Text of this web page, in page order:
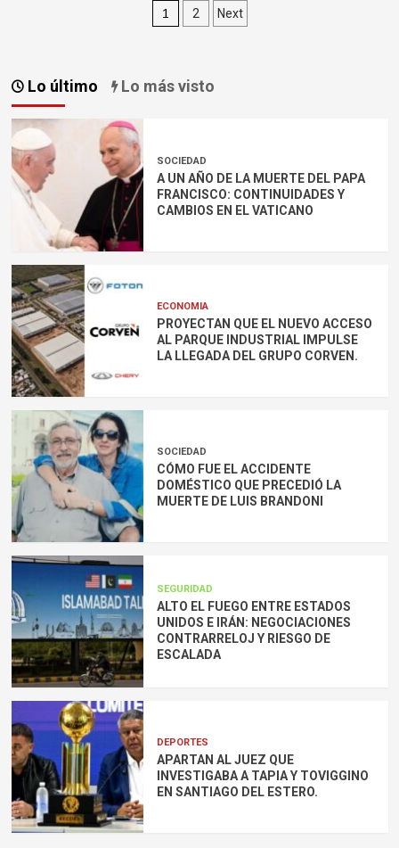
Paginación
entradas
1 2 Next
Lo último Lo más visto
SOCIEDAD
A UN AÑO DE LA MUERTE DEL PAPA
FRANCISCO: CONTINUIDADES Y
CAMBIOS EN EL VATICANO
ECONOMIA
PROYECTAN QUE EL NUEVO ACCESO
AL PARQUE INDUSTRIAL IMPULSE
LA LLEGADA DEL GRUPO CORVEN.
SOCIEDAD
CÓMO FUE EL ACCIDENTE
DOMÉSTICO QUE PRECEDIÓ LA
MUERTE DE LUIS BRANDONI
SEGURIDAD
ALTO EL FUEGO ENTRE ESTADOS
UNIDOS E IRÁN: NEGOCIACIONES
CONTRARRELOJ Y RIESGO DE
ESCALADA
DEPORTES
APARTAN AL JUEZ QUE
INVESTIGABA A TAPIA Y TOVIGGINO
EN SANTIAGO DEL ESTERO.